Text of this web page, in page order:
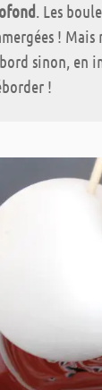
. Les
! Mais
sinon, en
!